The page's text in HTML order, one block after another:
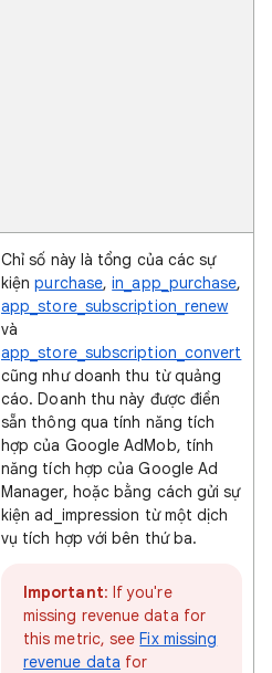
Chỉ số này là tổng của các sự
kiệnpurchase,in_app_purchase,
app_store_subscription_renew
và
app_store_subscription_convert
cũng như doanh thu từ quảng
cáo. Doanh thu này được điền
sẵn thông qua tính năng tích
hợp của Google AdMob, tính
năng tích hợp của Google Ad
Manager, hoặc bằng cách gửi sự
kiện ad_impression từ một dịch
vụ tích hợp với bên thứ ba.
Important: If you're
missing revenue data for
this metric, seeFix missing
revenue data for